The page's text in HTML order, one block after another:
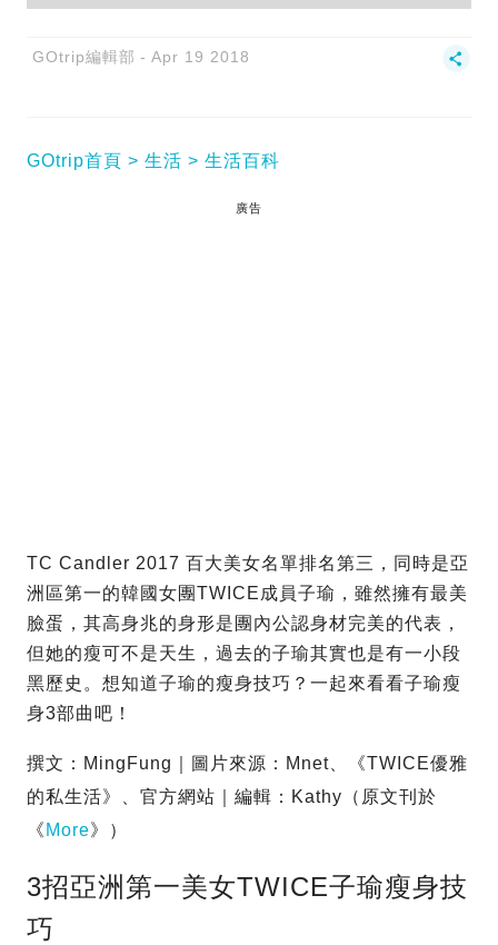
GOtrip編輯部 Apr 19 2018
GOtrip首頁 生活 生活百科
廣告
TC Candler 2017 百大美女名單排名第三，同時是亞
洲區第一的韓國女團TWICE成員子瑜，雖然擁有最美
臉蛋，其高身兆的身形是團內公認身材完美的代表，
但她的瘦可不是天生，過去的子瑜其實也是有一小段
黑歷史。想知道子瑜的瘦身技巧？一起來看看子瑜瘦
身3部曲吧！
撰文：MingFung｜圖片來源：Mnet、《TWICE優雅
的私生活》、官方網站｜編輯：Kathy（原文刊於
《 More》）
3招亞洲第一美女TWICE子瑜瘦身技
巧